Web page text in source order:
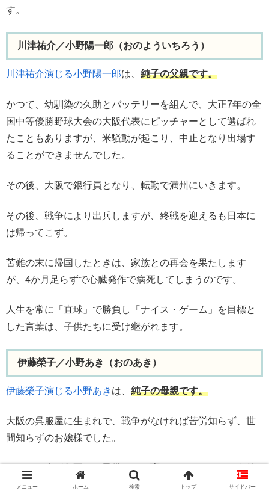
す。
川津祐介／小野陽一郎（おのよういちろう）
川津祐介演じる小野陽一郎は、 純子の父親です。
かつて、幼馴染の久助とバッテリーを組んで、大正7年の全
国中等優勝野球大会の大阪代表にピッチャーとして選ばれ
たこともありますが、米騒動が起こり、中止となり出場す
ることができませんでした。
その後、大阪で銀行員となり、転勤で満州にいきます。
その後、戦争により出兵しますが、終戦を迎えるも日本に
は帰ってこず。
苦難の末に帰国したときは、家族との再会を果たします
が、4か月足らずで心臓発作で病死してしまうのです。
人生を常に「直球」で勝負し「ナイス・ゲーム」を目標と
した言葉は、子供たちに受け継がれます。
伊藤榮子／小野あき（おのあき）
伊藤榮子演じる小野あき は、 純子の母親です。
大阪の呉服屋に生まれで、戦争がなければ苦労知らず、世
間知らずのお嬢様でした。
しかし、夫が急死し、子供たちを育てていかないという使
命で、長女の純子とともにたくましく生きます。
メニュー ホーム 検索 トップ サイドバー